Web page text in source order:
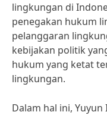
lingkungan di
penegakan hukum
pelanggaran
kebijakan politik
hukum yang ketat
lingkungan.
Dalam hal ini,